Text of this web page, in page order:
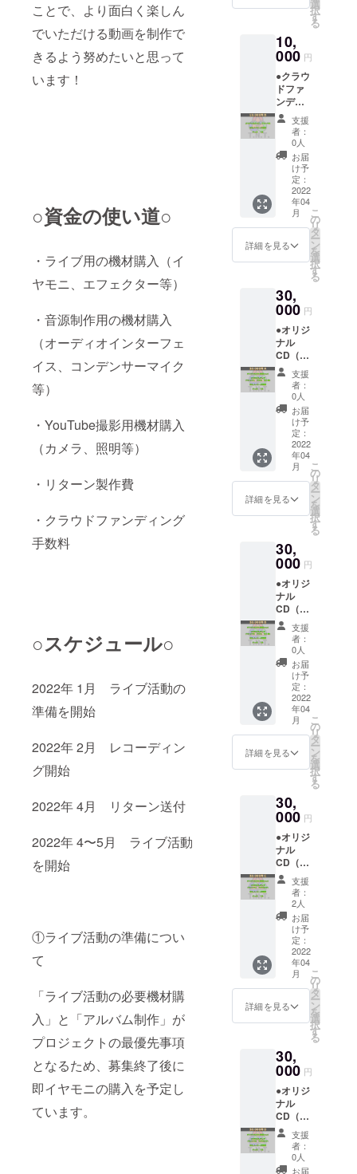
ことで、より面白く楽しん
でいただける動画を制作で
きるよう努めたいと思って
います！
○資金の使い道○
・ライブ用の機材購入（イ
ヤモニ、エフェクター等）
・音源制作用の機材購入
（オーディオインターフェ
イス、コンデンサーマイク
等）
・YouTube撮影用機材購入
（カメラ、照明等）
・リターン製作費
・クラウドファンディング
手数料
○スケジュール○
2022年 1月 ライブ活動の
準備を開始
2022年 2月 レコーディン
グ開始
2022年 4月 リターン送付
2022年 4〜5月 ライブ活動
を開始
①ライブ活動の準備につい
て
「ライブ活動の必要機材購
入」と「アルバム制作」が
プロジェクトの最優先事項
となるため、募集終了後に
即イヤモニの購入を予定し
ています。
画で
メッ
をお送
りしま
す！
（※動画
はファ
イル形
式でお
送りし
す。）
●サイン
入り
1枚
クラウ
ング限
定！3人
のサイ
ン入り
です！
送りし
ま
す。）
●サイン
入り
チェキ
1枚
クラウ
ドファ
ンディ
ング限
定！3人
のサイ
ン入り
です！
ザイン
した！
(裏面は
無地と
なりま
す) ・
カ
ラー
：ホワ
イト / ブ
ラック
（どち
らかお
選びく
ださ
い）
・サ
イ
・素
材
：綿
100％
・選
択表
示：タ
グに記
載あり
●個別の
メッ
セージ
動画
感謝の
気持ち
を込め
て、あ
メッ
セージ
りしま
す！
（※動画
はファ
イル形
式でお
送りし
す。）
●サイン
入り
チェキ
クラウ
ドファ
定！3人
のサイ
ン入り
です！
選
択
す
る
10,
000 円
●クラウ
ドファ
ンディ
ング限
定オリ
ジナル
グッ
ズ：T
シャツB
日常
でも着
ていた
だける
シンプ
ルなデ
ザイン
した！
(裏面は
無地と
なりま
す) ・
カ
ラー
：ホワ
イト / ブ
ラック
（どち
らかお
選びく
ださ
い）
・サ
イ
・素
材
：綿
100％
・選
択表
示：タ
グに記
載あり
●個
別の
メッ
セージ
動画
感謝の
気持ち
を込め
画で
メッ
をお送
りしま
す！
（※動画
はファ
イル形
式でお
送りし
す。）
●サイン
入り
1枚
クラウ
ング限
定！3人
のサイ
ン入り
です！
支援
者：
0人
お届
け予
定：
2022
年04
月
詳細を見る
こ
の
リ
タ
ー
ン
を
選
択
す
る
30,
000 円
●オリジ
ナル
CD（通
常ver）
支援
をもと
に制作
予定の
オリジ
ナルCD
です！8
曲収録
予定！
〈収
録予定
曲〉
・$10
Love
Parade
Story
・
Decalc
omanie
・
Monste
r ・
TONIG
HT ・
A Walk
Date
・感
動的初
期衝動
スキー
・春
と夏と
秋と冬
と ●ク
ラウド
ファン
ディン
グ限定
オリジ
ナル
グッ
ズ：T
シャツA
日常
でも着
ていた
ザイン
にしま
(裏面は
無地と
なりま
す) ・
ラー
支援
者：
0人
お届
け予
定：
2022
年04
月
詳細を見る
こ
の
リ
タ
ー
ン
を
選
択
す
る
30,
000 円
●オリジ
ナル
CD（通
常ver）
支援
をもと
に制作
予定の
オリジ
ナルCD
です！8
曲収録
予定！
〈収
録予定
曲〉
・$10
Love
Parade
Story
・
Decalc
omanie
・
Monste
r ・
TONIG
HT ・
A Walk
Date
・感
動的初
期衝動
スキー
・春
と夏と
秋と冬
と ●ク
ラウド
ファン
ディン
グ限定
オリジ
支援
者：
0人
お届
け予
定：
2022
年04
月
詳細を見る
こ
の
リ
タ
ー
ン
を
選
択
す
る
30,
000 円
●オリジ
ナル
CD（通
常ver）
支援
をもと
に制作
予定の
オリジ
ナルCD
です！8
曲収録
予定！
〈収
録予定
曲〉
・$10
Love
Parade
Story
・
Decalc
omanie
・
Monste
r ・
TONIG
支援
者：
2人
お届
け予
定：
2022
年04
月
詳細を見る
こ
の
リ
タ
ー
ン
を
選
択
す
る
30,
000 円
●オリジ
ナル
CD（通
常ver）
支援
をもと
に制作
支援
者：
0人
お届